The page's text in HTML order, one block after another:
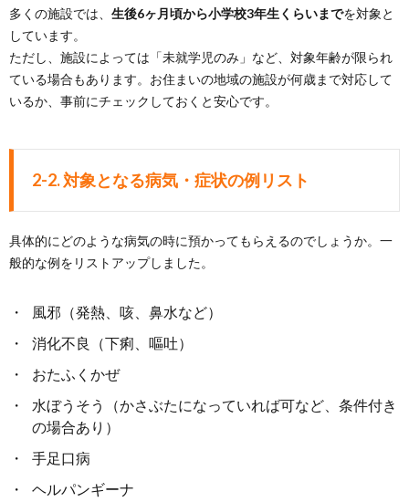
多くの施設では、 生後6ヶ月頃から小学校3年生くらいまでを対象と
しています。
ただし、施設によっては「未就学児のみ」など、対象年齢が限られ
ている場合もあります。お住まいの地域の施設が何歳まで対応して
いるか、事前にチェックしておくと安心です。
2-2. 対象となる病気・症状の例リスト
具体的にどのような病気の時に預かってもらえるのでしょうか。一
般的な例をリストアップしました。
風邪（発熱、咳、鼻水など）
消化不良（下痢、嘔吐）
おたふくかぜ
水ぼうそう（かさぶたになっていれば可など、条件付き
の場合あり）
手足口病
ヘルパンギーナ